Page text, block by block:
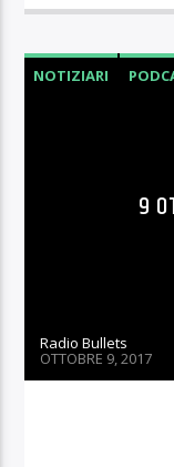
NOTIZIARI
9
Radio Bullets
OTTOBRE 9, 2017